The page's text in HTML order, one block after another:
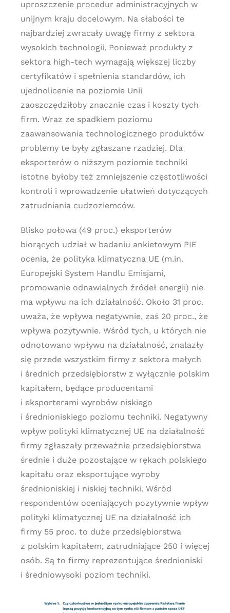
uproszczenie procedur administracyjnych w
unijnym kraju docelowym. Na słabości te
najbardziej zwracały uwagę firmy z sektora
wysokich technologii. Ponieważ produkty z
sektora high-tech wymagają większej liczby
certyfikatów i spełnienia standardów, ich
ujednolicenie na poziomie Unii
zaoszczędziłoby znacznie czas i koszty tych
firm. Wraz ze spadkiem poziomu
zaawansowania technologicznego produktów
problemy te były zgłaszane rzadziej. Dla
eksporterów o niższym poziomie techniki
istotne byłoby też zmniejszenie częstotliwości
kontroli i wprowadzenie ułatwień dotyczących
zatrudniania cudzoziemców.
Blisko połowa (49 proc.) eksporterów
biorących udział w badaniu ankietowym PIE
ocenia, że polityka klimatyczna UE (m.in.
Europejski System Handlu Emisjami,
promowanie odnawialnych źródeł energii) nie
ma wpływu na ich działalność. Około 31 proc.
uważa, że wpływa negatywnie, zaś 20 proc., że
wpływa pozytywnie. Wśród tych, u których nie
odnotowano wpływu na działalność, znalazły
się przede wszystkim firmy z sektora małych
i średnich przedsiębiorstw z wyłącznie polskim
kapitałem, będące producentami
i eksporterami wyrobów niskiego
i średnioniskiego poziomu techniki. Negatywny
wpływ polityki klimatycznej UE na działalność
firmy zgłaszały przeważnie przedsiębiorstwa
średnie i duże pozostające w rękach polskiego
kapitału oraz eksportujące wyroby
średnioniskiej i niskiej techniki. Wśród
respondentów oceniających pozytywnie wpływ
polityki klimatycznej UE na działalność ich
firmy 55 proc. to duże przedsiębiorstwa
z polskim kapitałem, zatrudniające 250 i więcej
osób. Są to firmy reprezentujące średnioniski
i średniowysoki poziom techniki.